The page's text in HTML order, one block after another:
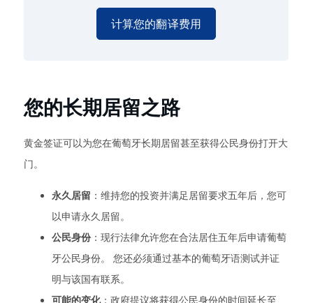
计算您的翻译费用
您的长期居留之路
黄金签证可以为您在葡萄牙长期居留甚至获得公民身份打开大
门。
永久居留 ：维持您的投资并满足居留要求五年后，您可
以申请永久居留。
公民身份：现行法律允许您在合法居住五年后申请葡萄
牙公民身份。 您还必须通过基本的葡萄牙语测试并证
明与该国有联系。
可能的变化：政府提议将获得公民身份的时间延长至